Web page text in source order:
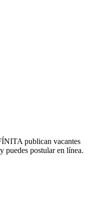
publican vacantes
puedes postular en línea.